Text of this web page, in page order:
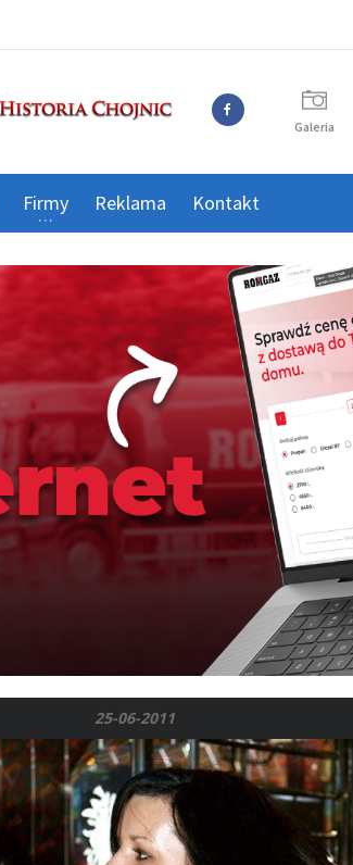
Galeria
Firmy Reklama Kontakt
25-06-2011